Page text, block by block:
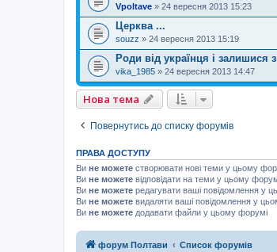
Vpoltave » 24 вересня 2013 15:23
Церква ...
souzz » 24 вересня 2013 15:19
Роди від українця і залишися
vika_1985 » 24 вересня 2013 14:47
Нова тема
Повернутись до списку форумів
ПРАВА ДОСТУПУ
Ви не можете створювати нові теми у цьому
Ви не можете відповідати на теми у цьому
Ви не можете редагувати ваші повідомлення у
Ви не можете видаляти ваші повідомлення у
Ви не можете додавати файли у цьому форумі
форум Полтави Список форумів